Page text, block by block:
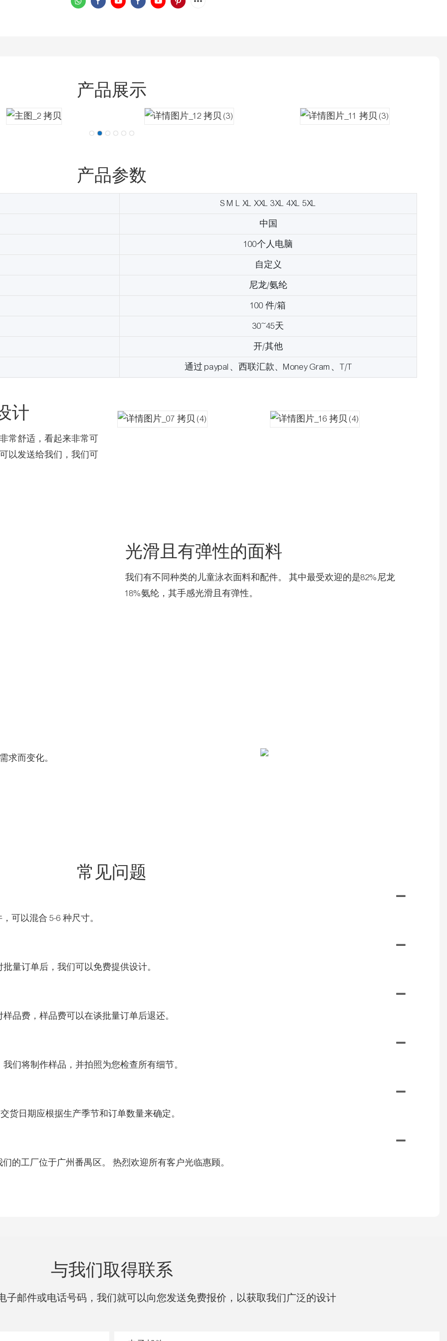
产品展示
产品参数
S M L XL XXL 3XL 4XL 5XL
中国
100个人电脑
自定义
尼龙/氨纶
100 件/箱
30~45天
开/其他
通过 paypal、西联汇款、Money Gram、T/T
计
常舒适，看起来非常可
以发送给我们，我们可
光滑且有弹性的面料
我们有不同种类的儿童泳衣面料和配件。 其中最受欢迎的是82%尼龙
18%氨纶，其手感光滑且有弹性。
求而变化。
常见问题
可以混合 5-6 种尺寸。
量订单后，我们可以免费提供设计。
品费，样品费可以在谈批量订单后退还。
们将制作样品，并拍照为您检查所有细节。
货日期应根据生产季节和订单数量来确定。
的工厂位于广州番禺区。 热烈欢迎所有客户光临惠顾。
与我们取得联系
子邮件或电话号码，我们就可以向您发送免费报价，以获取我们广泛的设计